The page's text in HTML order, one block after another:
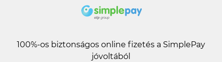
100%-os biztonságos online fizetés a SimplePay
jóvoltából